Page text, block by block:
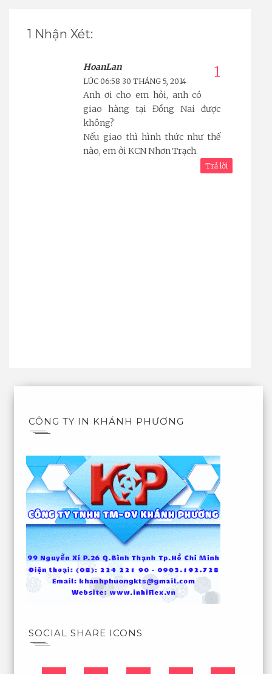
1 Nhận Xét:
HoanLan
LÚC 06:58 30 THÁNG 5, 2014
Anh ơi cho em hỏi, anh có
giao hàng tại Đồng Nai được
không?
Nếu giao thì hình thức như thế
nào, em ởi KCN Nhơn Trạch.
Trả lời
CÔNG TY IN KHÁNH PHƯƠNG
SOCIAL SHARE ICONS